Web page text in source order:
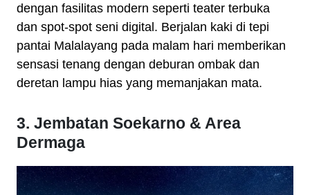
dengan fasilitas modern seperti teater terbuka
dan spot-spot seni digital. Berjalan kaki di tepi
pantai Malalayang pada malam hari memberikan
sensasi tenang dengan deburan ombak dan
deretan lampu hias yang memanjakan mata.
3. Jembatan Soekarno & Area
Dermaga